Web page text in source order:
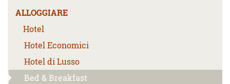
ALLOGGIARE
Hotel
Hotel Economici
Hotel di Lusso
Bed & Breakfast